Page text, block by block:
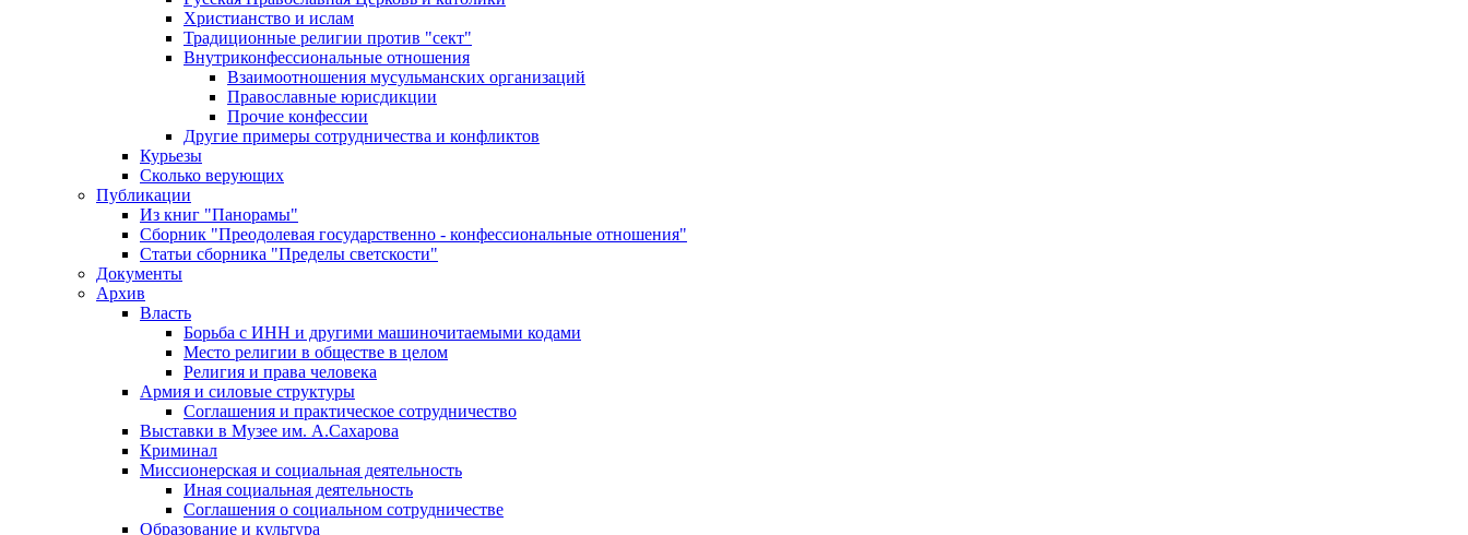
Христианство и ислам
Традиционные религии против "сект"
Внутриконфессиональные отношения
Взаимоотношения мусульманских организаций
Православные юрисдикции
Прочие конфессии
Другие примеры сотрудничества и конфликтов
Курьезы
Сколько верующих
Публикации
Из книг "Панорамы"
Сборник "Преодолевая государственно - конфессиональные отношения"
Статьи сборника "Пределы светскости"
Документы
Архив
Власть
Борьба с ИНН и другими машиночитаемыми кодами
Место религии в обществе в целом
Религия и права человека
Армия и силовые структуры
Соглашения и практическое сотрудничество
Выставки в Музее им. А.Сахарова
Криминал
Миссионерская и социальная деятельность
Иная социальная деятельность
Соглашения о социальном сотрудничестве
Образование и культура